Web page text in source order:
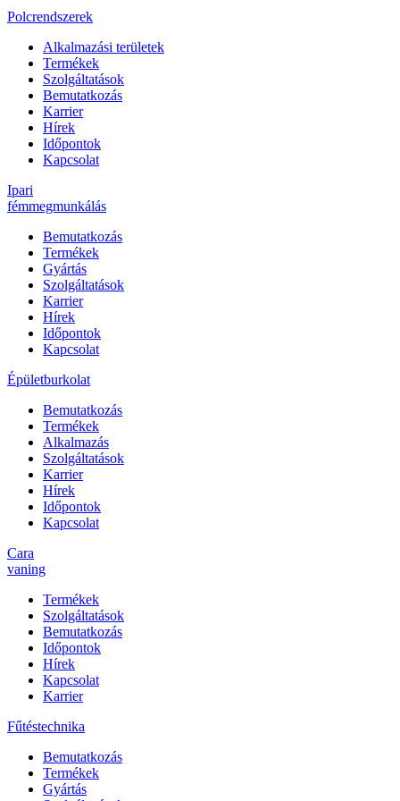
Polcrendszerek
Alkalmazási területek
Termékek
Szolgáltatások
Bemutatkozás
Karrier
Hírek
Időpontok
Kapcsolat
Ipari
fémmegmunkálás
Bemutatkozás
Termékek
Gyártás
Szolgáltatások
Karrier
Hírek
Időpontok
Kapcsolat
Épületburkolat
Bemutatkozás
Termékek
Alkalmazás
Szolgáltatások
Karrier
Hírek
Időpontok
Kapcsolat
Cara
vaning
Termékek
Szolgáltatások
Bemutatkozás
Időpontok
Hírek
Kapcsolat
Karrier
Fűtéstechnika
Bemutatkozás
Termékek
Gyártás